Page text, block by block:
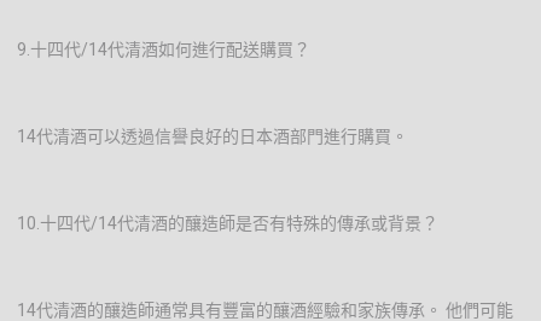
9.十四代/14代清酒如何進行配送購買？
14代清酒可以透過信譽良好的日本酒部門進行購買。
10.十四代/14代清酒的釀造師是否有特殊的傳承或背景？
14代清酒的釀造師通常具有豐富的釀酒經驗和家族傳承。 他們可能